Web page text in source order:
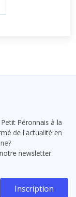
Péronnais à la
de l'actualité en
newsletter.